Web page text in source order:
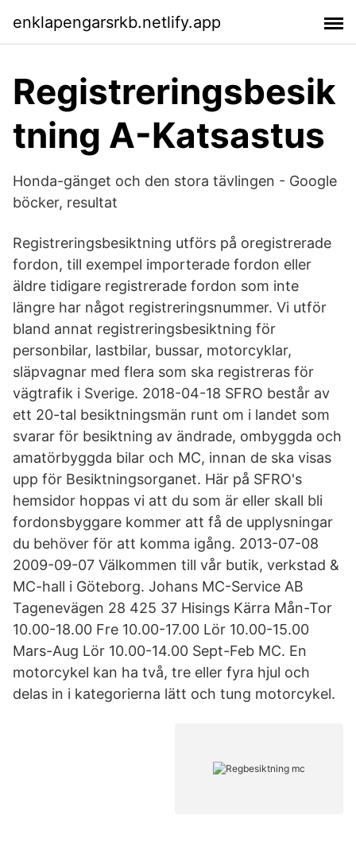
enklapengarsrkb.netlify.app
Registreringsbesik
tning A-Katsastus
Honda-gänget och den stora tävlingen - Google
böcker, resultat
Registreringsbesiktning utförs på oregistrerade
fordon, till exempel importerade fordon eller
äldre tidigare registrerade fordon som inte
längre har något registreringsnummer. Vi utför
bland annat registreringsbesiktning för
personbilar, lastbilar, bussar, motorcyklar,
släpvagnar med flera som ska registreras för
vägtrafik i Sverige. 2018-04-18 SFRO består av
ett 20-tal besiktningsmän runt om i landet som
svarar för besiktning av ändrade, ombyggda och
amatörbyggda bilar och MC, innan de ska visas
upp för Besiktningsorganet. Här på SFRO's
hemsidor hoppas vi att du som är eller skall bli
fordonsbyggare kommer att få de upplysningar
du behöver för att komma igång. 2013-07-08
2009-09-07 Välkommen till vår butik, verkstad &
MC-hall i Göteborg. Johans MC-Service AB
Tagenevägen 28 425 37 Hisings Kärra Mån-Tor
10.00-18.00 Fre 10.00-17.00 Lör 10.00-15.00
Mars-Aug Lör 10.00-14.00 Sept-Feb MC. En
motorcykel kan ha två, tre eller fyra hjul och
delas in i kategorierna lätt och tung motorcykel.